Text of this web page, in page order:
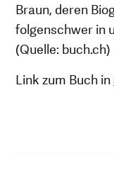
Braun, deren
folgenschwer in
(Quelle: buch.ch)
Link zum Buch in